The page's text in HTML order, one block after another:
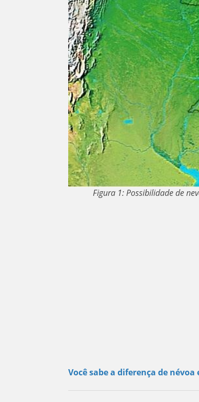
Figura 1: Possibilidade de
Você sabe a diferença de